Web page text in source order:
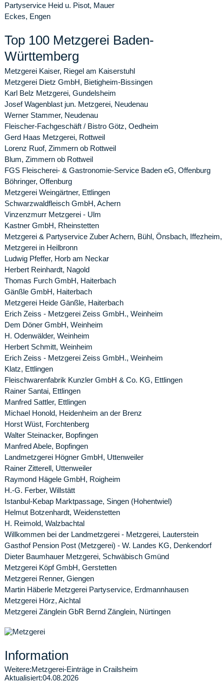
Partyservice Heid u. Pisot, Mauer
Eckes, Engen
Top 100 Metzgerei Baden-
Württemberg
Metzgerei Kaiser, Riegel am Kaiserstuhl
Metzgerei Dietz GmbH, Bietigheim-Bissingen
Karl Belz Metzgerei, Gundelsheim
Josef Wagenblast jun. Metzgerei, Neudenau
Werner Stammer, Neudenau
Fleischer-Fachgeschäft / Bistro Götz, Oedheim
Gerd Haas Metzgerei, Rottweil
Lorenz Ruof, Zimmern ob Rottweil
Blum, Zimmern ob Rottweil
FGS Fleischerei- & Gastronomie-Service Baden eG, Offenburg
Böhringer, Offenburg
Metzgerei Weingärtner, Ettlingen
Schwarzwaldfleisch GmbH, Achern
Vinzenzmurr Metzgerei - Ulm
Kastner GmbH, Rheinstetten
Metzgerei & Partyservice Zuber Achern, Bühl, Önsbach,
Metzgerei in Heilbronn
Ludwig Pfeffer, Horb am Neckar
Herbert Reinhardt, Nagold
Thomas Furch GmbH, Haiterbach
Gänßle GmbH, Haiterbach
Metzgerei Heide Gänßle, Haiterbach
Erich Zeiss - Metzgerei Zeiss GmbH., Weinheim
Dem Döner GmbH, Weinheim
H. Odenwälder, Weinheim
Herbert Schmitt, Weinheim
Erich Zeiss - Metzgerei Zeiss GmbH., Weinheim
Klatz, Ettlingen
Fleischwarenfabrik Kunzler GmbH & Co. KG, Ettlingen
Rainer Santai, Ettlingen
Manfred Sattler, Ettlingen
Michael Honold, Heidenheim an der Brenz
Horst Wüst, Forchtenberg
Walter Steinacker, Bopfingen
Manfred Abele, Bopfingen
Landmetzgerei Högner GmbH, Uttenweiler
Rainer Zitterell, Uttenweiler
Raymond Hägele GmbH, Roigheim
H.-G. Ferber, Willstätt
Istanbul-Kebap Marktpassage, Singen (Hohentwiel)
Helmut Botzenhardt, Weidenstetten
H. Reimold, Walzbachtal
Willkommen bei der Landmetzgerei - Metzgerei, Lauterstein
Gasthof Pension Post (Metzgerei) - W. Landes KG, Denkendorf
Dieter Baumhauer Metzgerei, Schwäbisch Gmünd
Metzgerei Köpf GmbH, Gerstetten
Metzgerei Renner, Giengen
Martin Häberle Metzgerei Partyservice, Erdmannhausen
Metzgerei Hörz, Aichtal
Metzgerei Zänglein GbR Bernd Zänglein, Nürtingen
Information
Weitere:Metzgerei-Einträge in Crailsheim
Aktualisiert:04.08.2026